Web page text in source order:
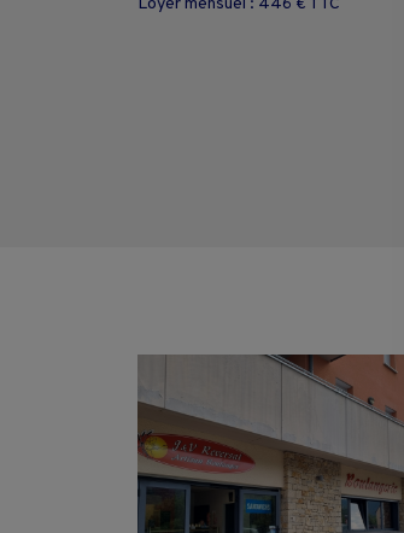
Loyer mensuel : 446 € TTC